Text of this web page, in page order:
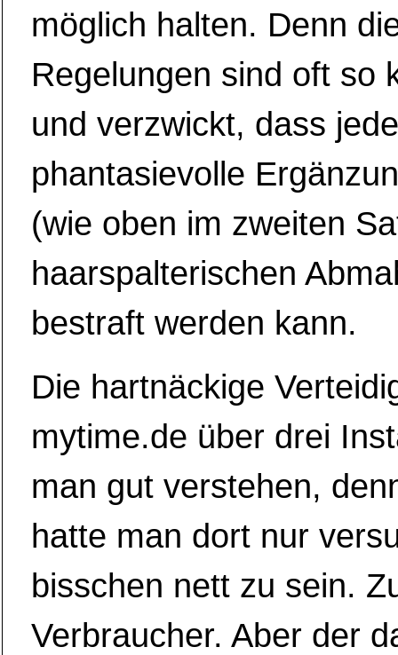
möglich halten. Denn
Regelungen sind oft so
und verzwickt, dass
phantasievolle
(wie oben im zweiten
haarspalterischen
bestraft werden kann.
Die hartnäckige
mytime.de über drei
man gut verstehen,
hatte man dort nur
bisschen nett zu sein.
Verbraucher. Aber der